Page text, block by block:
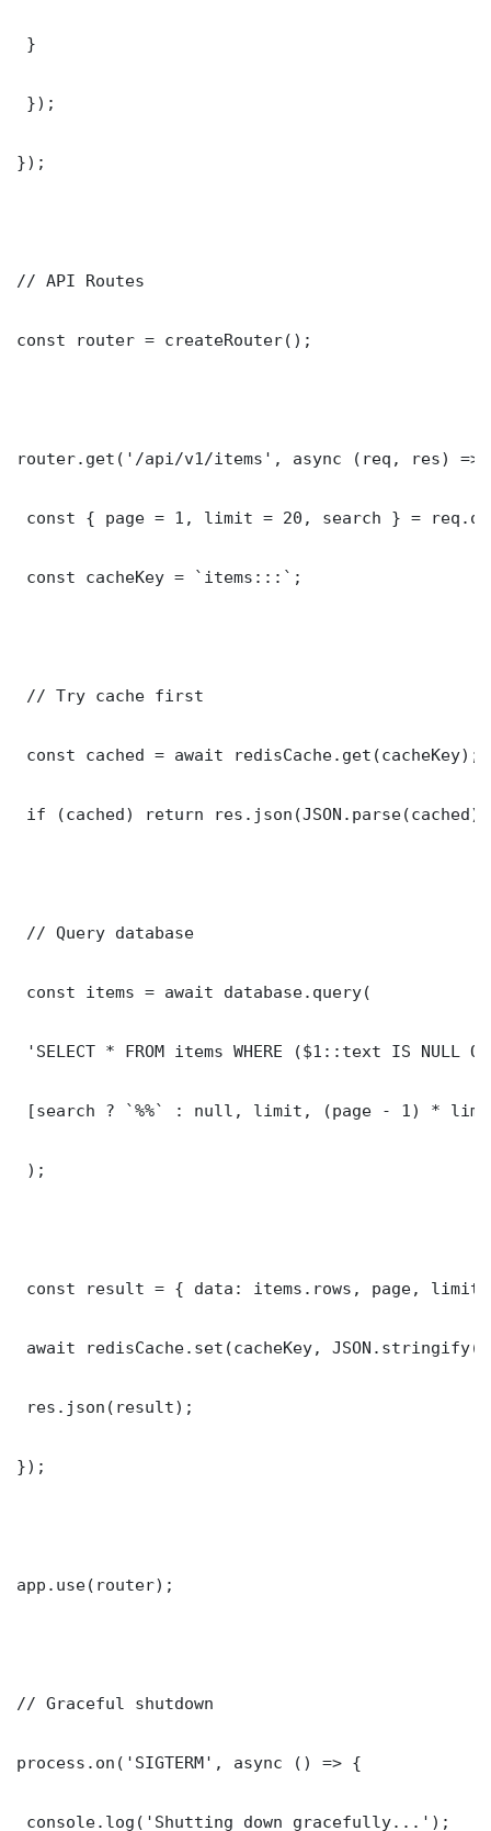
}
});
});
// API Routes
const router = createRouter();
router.get('/api/v1/items', async (req, res) =>
const { page = 1, limit = 20, search } =
const cacheKey = `items:::`;
// Try cache first
const cached = await redisCache.get(cacheKey);
if (cached) return
// Query database
const items = await database.query(
'SELECT * FROM items WHERE ($1::text IS NULL
[search ? `%%` : null, limit, (page - 1) *
);
const result = { data: items.rows, page,
await redisCache.set(cacheKey,
res.json(result);
});
app.use(router);
// Graceful shutdown
process.on('SIGTERM', async () => {
console.log('Shutting down gracefully...');